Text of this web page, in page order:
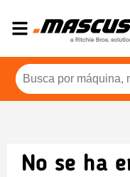
No se ha